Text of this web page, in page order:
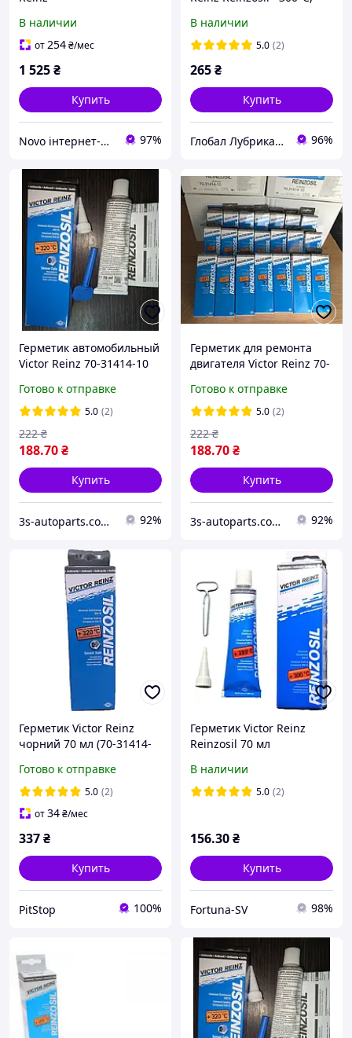
В наличии
от254₴/мес
1 525₴
Купить
Novo інтернет-магазин автозапчастин 97%
В наличии
5.0 (2)
265₴
Купить
Глобал Лубрикантс Украина 96%
Герметик автомобильный
Victor Reinz 70-31414-10
Готово к отправке
5.0 (2)
188.70₴
222 ₴
Купить
3s-autoparts.com.ua 92%
Герметик для ремонта
двигателя Victor Reinz 70-
термостойкий,
маслостойкий.
Готово к отправке
5.0 (2)
188.70₴
222 ₴
Купить
3s-autoparts.com.ua 92%
Герметик Victor Reinz
чорний 70 мл (70-31414-
Готово к отправке
5.0 (2)
от34₴/мес
337₴
Купить
PitStop 100%
Герметик Victor Reinz
Reinzosil 70 мл
В наличии
5.0 (2)
156.30₴
Купить
Fortuna-SV 98%